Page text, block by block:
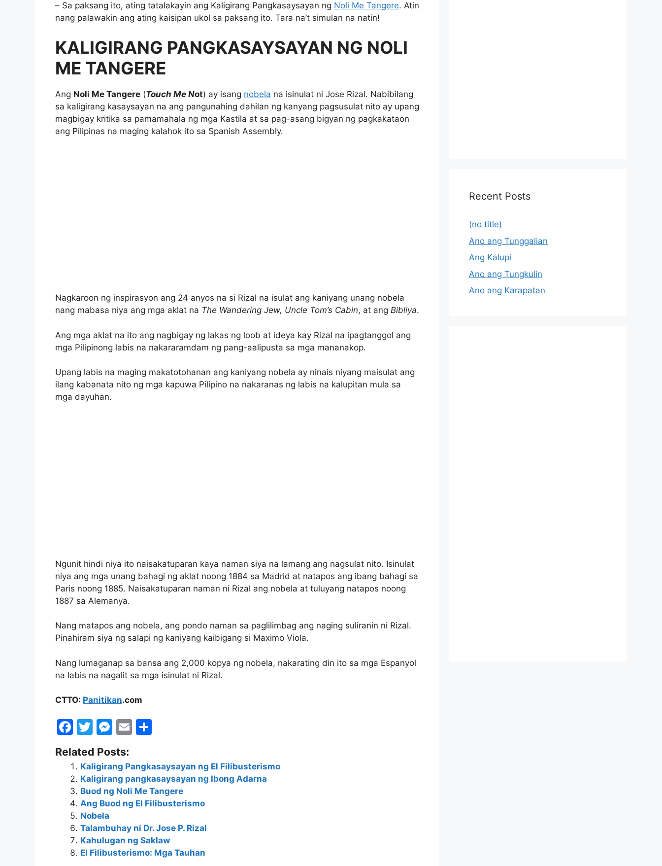
– Sa paksang ito, ating tatalakayin ang Kaligirang Pangkasaysayan ng Noli Me Tangere. Atin
nang palawakin ang ating kaisipan ukol sa paksang ito. Tara na’t simulan na natin!
KALIGIRANG PANGKASAYSAYAN NG NOLI
ME TANGERE
Ang Noli Me Tangere (Touch Me Not) ay isang nobela na isinulat ni Jose Rizal. Nabibilang
sa kaligirang kasaysayan na ang pangunahing dahilan ng kanyang pagsusulat nito ay upang
magbigay kritika sa pamamahala ng mga Kastila at sa pag-asang bigyan ng pagkakataon
ang Pilipinas na maging kalahok ito sa Spanish Assembly.
Nagkaroon ng inspirasyon ang 24 anyos na si Rizal na isulat ang kaniyang unang nobela
nang mabasa niya ang mga aklat na The Wandering Jew, Uncle Tom’s Cabin, at ang Bibliya.
Ang mga aklat na ito ang nagbigay ng lakas ng loob at ideya kay Rizal na ipagtanggol ang
mga Pilipinong labis na nakararamdam ng pang-aalipusta sa mga mananakop.
Upang labis na maging makatotohanan ang kaniyang nobela ay ninais niyang maisulat ang
ilang kabanata nito ng mga kapuwa Pilipino na nakaranas ng labis na kalupitan mula sa
mga dayuhan.
Ngunit hindi niya ito naisakatuparan kaya naman siya na lamang ang nagsulat nito. Isinulat
niya ang mga unang bahagi ng aklat noong 1884 sa Madrid at natapos ang ibang bahagi sa
Paris noong 1885. Naisakatuparan naman ni Rizal ang nobela at tuluyang natapos noong
1887 sa Alemanya.
Nang matapos ang nobela, ang pondo naman sa paglilimbag ang naging suliranin ni Rizal.
Pinahiram siya ng salapi ng kaniyang kaibigang si Maximo Viola.
Nang lumaganap sa bansa ang 2,000 kopya ng nobela, nakarating din ito sa mga Espanyol
na labis na nagalit sa mga isinulat ni Rizal.
CTTO: Panitikan.com
F
c
e
b
o
o
k
T
w
itt
er
M
s
s
e
n
g
er
E
l
e
Related Posts:
Kaligirang Pangkasaysayan ng El Filibusterismo
Kaligirang pangkasaysayan ng Ibong Adarna
Buod ng Noli Me Tangere
Ang Buod ng El Filibusterismo
Nobela
Talambuhay ni Dr. Jose P. Rizal
Kahulugan ng Saklaw
El Filibusterismo: Mga Tauhan
Recent Posts
(no title)
Ano ang Tunggalian
Ang Kalupi
Ano ang Tungkulin
Ano ang Karapatan